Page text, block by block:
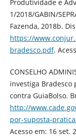
Produtividade e
1/2018/GABIN/
Fazenda, 2018b.
https://
bradesco.pdf.
CONSELHO
investiga
contra GuiaBolso.
http://
por-suposta-
Acesso em: 16 set.